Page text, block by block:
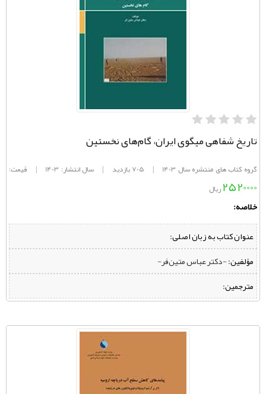
تاریخ شفاهی میگوی ایران، گام‌های نخستین
گروه کتاب های منتشره سال 1403 | 705 بازدید | سال انتشار: 1403 | قیمت:
2520000ریال
خلاصه:
عنوان کتاب به زبان اصلی:
مؤلفین:‌ -دکتر عباس متین‌فر-
مترجمین: